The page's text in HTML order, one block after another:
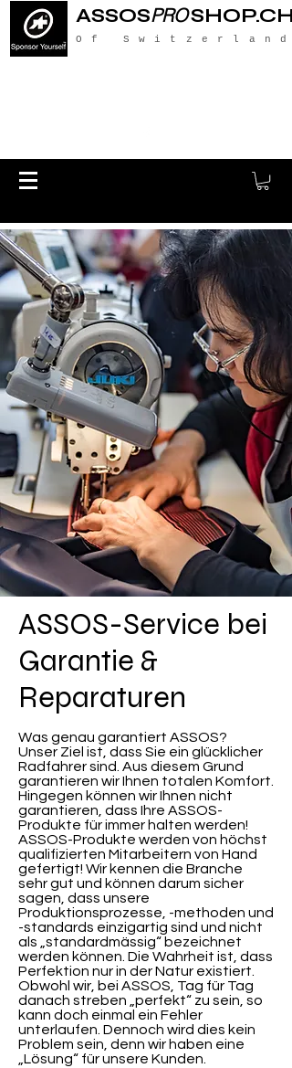
ASSOSPROSHOP.CH
Of Switzerland
ASSOS-Service bei
Garantie &
Reparaturen
Was genau garantiert ASSOS?
Unser Ziel ist, dass Sie ein glücklicher
Radfahrer sind. Aus diesem Grund
garantieren wir Ihnen totalen Komfort.
Hingegen können wir Ihnen nicht
garantieren, dass Ihre ASSOS-
Produkte für immer halten werden!
ASSOS-Produkte werden von höchst
qualifizierten Mitarbeitern von Hand
gefertigt! Wir kennen die Branche
sehr gut und können darum sicher
sagen, dass unsere
Produktionsprozesse, -methoden und
-standards einzigartig sind und nicht
als „standardmässig“ bezeichnet
werden können. Die Wahrheit ist, dass
Perfektion nur in der Natur existiert.
Obwohl wir, bei ASSOS, Tag für Tag
danach streben „perfekt“ zu sein, so
kann doch einmal ein Fehler
unterlaufen. Dennoch wird dies kein
Problem sein, denn wir haben eine
„Lösung“ für unsere Kunden.